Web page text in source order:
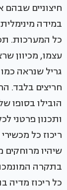
חיצוניים
במידה
כל המערכות.
עצמו, מכיוון
גריל שנראה
חריצים בלבד.
ותכנון פרטני
ריכוז כל
שיהיו
בתקרה
כל ריכוז מדיה